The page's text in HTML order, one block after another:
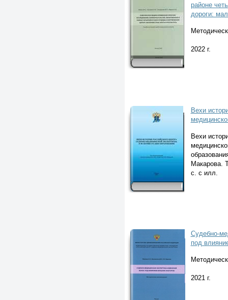
районе
дороги:
2022 г.
Вехи
Вехи
Макарова.
с. с илл.
Судебно-
под
2021 г.